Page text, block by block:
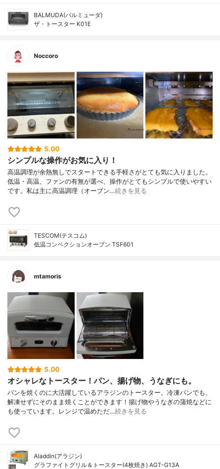
BALMUDA(バルミューダ)
ザ・トースター K01E
Noccoro
5.00
シンプルな操作がお気に入り！
高温調理が余熱無しでスタートできる手軽さがとても気に入りました。
低温・高温、ファンの有無が選べ、操作がとてもシンプルで使いやすい
です。私は主に高温調理（オーブン…続きを見る
TESCOM(テスコム)
低温コンベクションオーブン TSF601
mtamoris
5.00
オシャレなトースター！パン、揚げ物、うなぎにも。
パンを焼くのに大活躍しているアラジンのトースター。冷凍パンでも、
解凍せずにそのまま焼くことができます！揚げ物やうなぎの蒲焼などに
も使っています。レンジで温めただ…続きを見る
Aladdin(アラジン)
グラファイトグリル＆トースター(4枚焼き) AGT-G13A